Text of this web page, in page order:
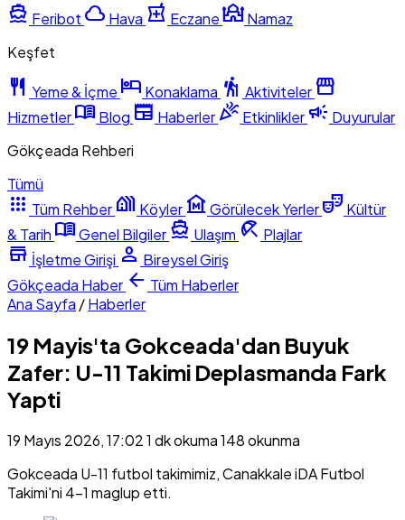
directions_boat Feribot cloud Hava local_pharmacy EczanemosqueNamaz
Keşfet
restaurant Yeme & İçme hotel Konaklama hiking Aktiviteler storefront
Hizmetlermenu_book Blog newspaper Haberler celebrationEtkinlikler campaign Duyurular
Gökçeada Rehberi
Tümü
apps Tüm Rehber holiday_village Köyler museum Görülecek Yerlertheater_comedy Kültür
& Tarih menu_bookGenel Bilgiler directions_boat Ulaşım beach_access Plajlar
store İşletme Girişi person Bireysel Giriş
Gökçeada Haber arrow_back Tüm Haberler
Ana Sayfa /Haberler
19 Mayis'ta Gokceada'dan Buyuk
Zafer: U-11 Takimi Deplasmanda Fark
Yapti
19 Mayıs 2026, 17:021 dk okuma148 okunma
Gokceada U-11 futbol takimimiz, Canakkale iDA Futbol
Takimi'ni 4-1 maglup etti.